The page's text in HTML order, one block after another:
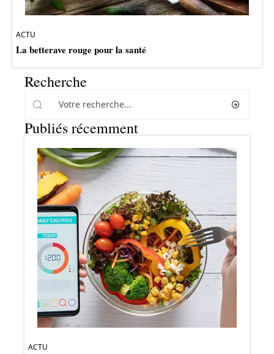
ACTU
La betterave rouge pour la santé
Recherche
Publiés récemment
ACTU